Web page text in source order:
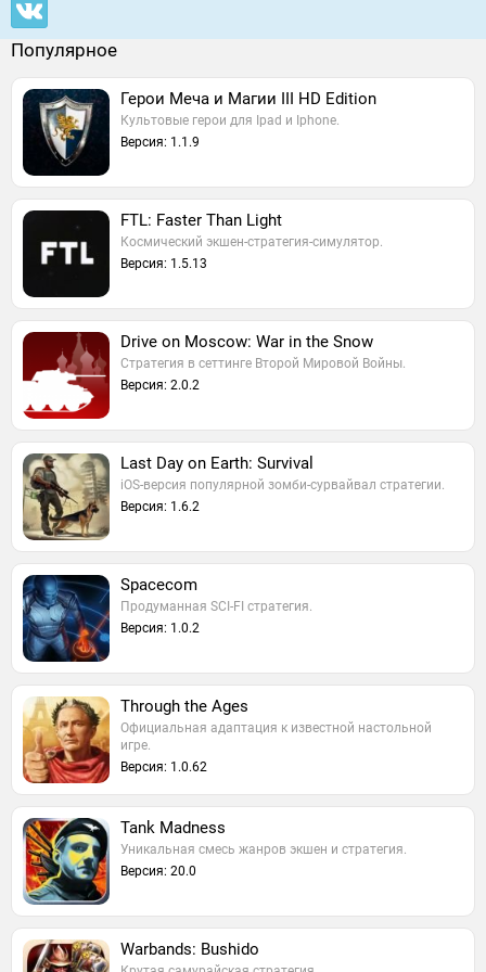
Популярное
Герои Меча и Магии III HD Edition
Культовые герои для Ipad и Iphone.
Версия: 1.1.9
FTL: Faster Than Light
Космический экшен-стратегия-симулятор.
Версия: 1.5.13
Drive on Moscow: War in the Snow
Стратегия в сеттинге Второй Мировой Войны.
Версия: 2.0.2
Last Day on Earth: Survival
iOS-версия популярной зомби-сурвайвал стратегии.
Версия: 1.6.2
Spacecom
Продуманная SCI-FI стратегия.
Версия: 1.0.2
Through the Ages
Официальная адаптация к известной настольной
игре.
Версия: 1.0.62
Tank Madness
Уникальная смесь жанров экшен и стратегия.
Версия: 20.0
Warbands: Bushido